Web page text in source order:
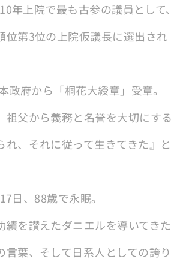
年上院で最も古参の議員として、
位第3位の上院仮議長に選出され
政府から「桐花大綬章」受章。
祖父から義務と名誉を大切にする
れ、それに従って生きてきた』と
日、88歳で永眠。
績を讃えたダニエルを導いてきた
言葉、そして日系人としての誇り